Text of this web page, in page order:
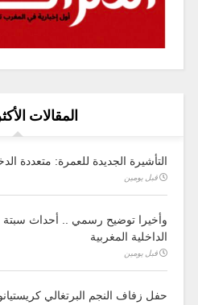
المقالات
التأشيرة الجديدة للعمرة: متعددة
قبل يومين
وأخيرا توضيح رسمي .. أحداث
الداخلية المغربية
قبل يومين
حفل زفاف النجم البرتغالي